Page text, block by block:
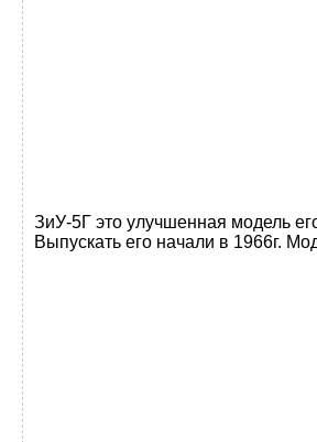
ЗиУ-5Г это улучшенная модель
Выпускать его начали в 1966г.